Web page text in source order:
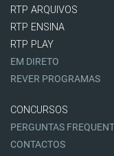
RTP ARQUIVOS
RTP ENSINA
RTP PLAY
EM DIRETO
REVER PROGRAMAS
CONCURSOS
PERGUNTAS
CONTACTOS